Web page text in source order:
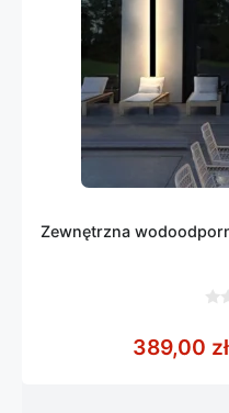
Zewnętrzna
5
389,00 zł